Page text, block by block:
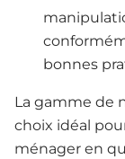
bonnes
La gamme de
choix idéal
ménager en